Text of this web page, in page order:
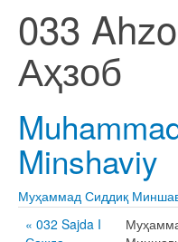
033
Аҳзоб
Minshaviy
Муҳаммад Сиддиқ
« 032 Sajda I